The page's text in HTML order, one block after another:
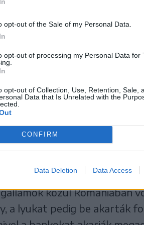
opt-out of the Sale of my Personal Data.
opt-out of processing my Personal Data for
opt-out of Collection, Use, Retention, Sale,
Data that Is Unrelated with the
CONFIRM
Data Deletion Data Access
kell
a költségvetés
ami kibillentette a
hatalom mindent
megnyugtassa,
hanem szimpátiát
utalva a minimálbérek
üdülőjegyekre vagy a
rengeteg pénzébe került
hogy elfogyott a pénzük. A
közül Romániában
a lyukat pedig be akarták